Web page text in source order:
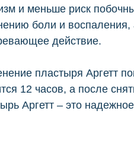
и меньше риск
боли и
действие.
пластыря Аргетт
12 часов, а после
Аргетт – это